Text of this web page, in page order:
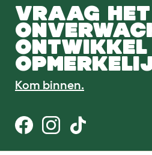
VRAAG HET
ONTWIKKEL
Kom binnen.